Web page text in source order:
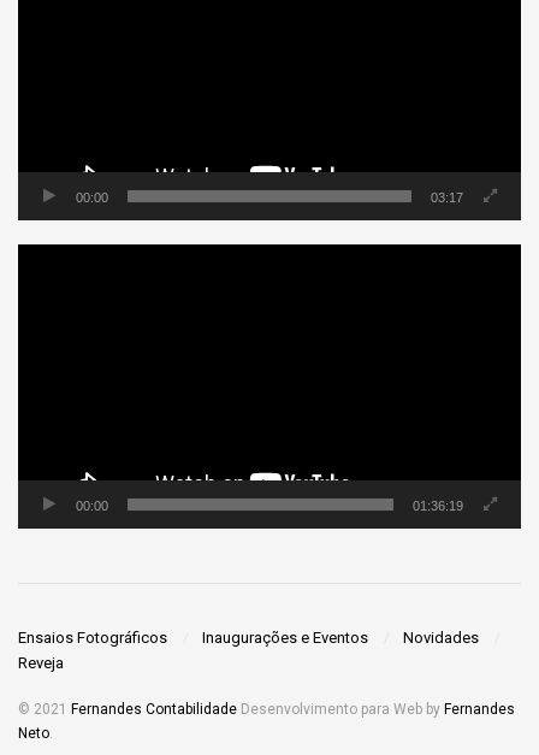
00:00 03:17
00:00 01:36:19
Ensaios Fotográficos Inaugurações e Eventos
Novidades
Reveja
© 2021 Fernandes Contabilidade Desenvolvimento para Web by Fernandes
Neto.